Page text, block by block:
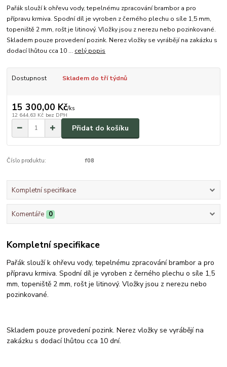
Pařák slouží k ohřevu vody, tepelnému zpracování brambor a pro
přípravu krmiva. Spodní díl je vyroben z černého plechu o síle 1,5 mm,
topeniště 2 mm, rošt je litinový. Vložky jsou z nerezu nebo pozinkované.
Skladem pouze provedení pozink. Nerez vložky se vyrábějí na zakázku s
dodací lhůtou cca 10 ... celý popis
Dostupnost Skladem do tří týdnů
15 300,00 Kč/ks
12 644,63 Kč bez DPH
Přidat do košíku
Číslo produktu: f08
Kompletní specifikace
Komentáře 0
Kompletní specifikace
Pařák slouží k ohřevu vody, tepelnému zpracování brambor a pro
přípravu krmiva. Spodní díl je vyroben z černého plechu o síle 1,5
mm, topeniště 2 mm, rošt je litinový. Vložky jsou z nerezu nebo
pozinkované.
Skladem pouze provedení pozink. Nerez vložky se vyrábějí na
zakázku s dodací lhůtou cca 10 dní.